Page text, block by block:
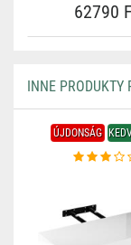
62790
INNE PRODUKTY
ÚJDONSÁG